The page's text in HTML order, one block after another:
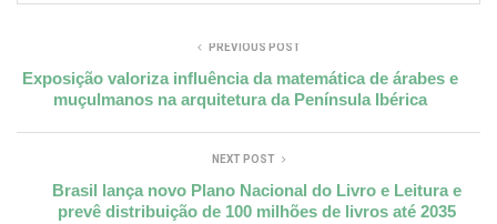
PREVIOUS POST
Exposição valoriza influência da matemática de árabes e
muçulmanos na arquitetura da Península Ibérica
NEXT POST
Brasil lança novo Plano Nacional do Livro e Leitura e
prevê distribuição de 100 milhões de livros até 2035